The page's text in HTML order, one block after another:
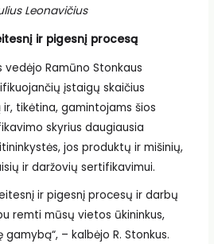
Leonavičius
ir pigesnį procesą
Ramūno Stonkaus
įstaigų skaičius
tikėtina, gamintojams šios
skyrius daugiausia
jos produktų ir mišinių,
ir daržovių sertifikavimui.
ir pigesnį procesų ir darbų
remti mūsų vietos ūkininkus,
– kalbėjo R. Stonkus.